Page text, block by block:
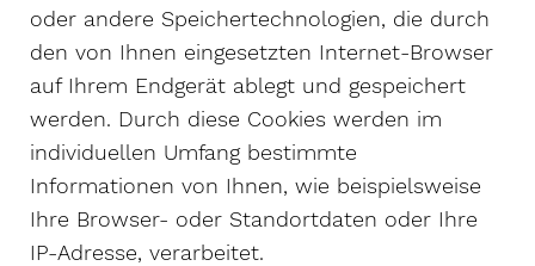
oder andere Speichertechnologien, die durch
den von Ihnen eingesetzten Internet-Browser
auf Ihrem Endgerät ablegt und gespeichert
werden. Durch diese Cookies werden im
individuellen Umfang bestimmte
Informationen von Ihnen, wie beispielsweise
Ihre Browser- oder Standortdaten oder Ihre
IP-Adresse, verarbeitet.